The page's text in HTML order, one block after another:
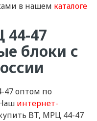
в нашем каталоге
44-47
блоки с
47 оптом по
интернет-
BT, МРЦ 44-47